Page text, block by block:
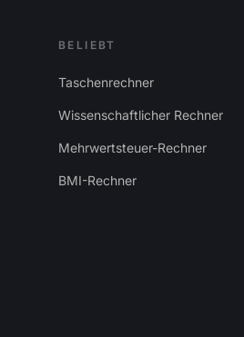
BELIEBT
Taschenrechner
Wissenschaftlicher Rechner
Mehrwertsteuer-Rechner
BMI-Rechner